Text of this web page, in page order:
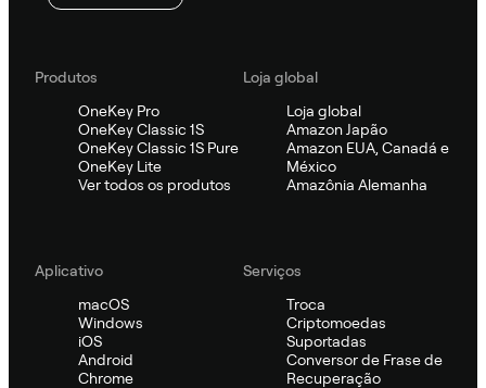
Produtos
OneKey Pro
OneKey Classic 1S
OneKey Classic 1S Pure
OneKey Lite
Ver todos os produtos
Loja global
Loja global
Amazon Japão
Amazon EUA, Canadá e
México
Amazônia Alemanha
Aplicativo
macOS
Windows
iOS
Android
Chrome
Serviços
Troca
Criptomoedas
Suportadas
Conversor de Frase de
Recuperação